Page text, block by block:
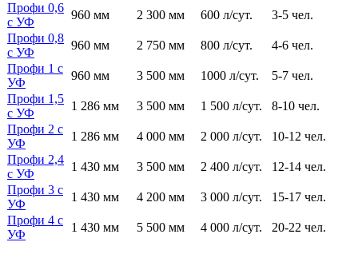
Профи 0,6
с УФ
960 мм 2 300 мм 600 л/сут.
3-5 чел.
Профи 0,8
с УФ
960 мм 2 750 мм 800 л/сут.
4-6 чел.
Профи 1 с
УФ
960 мм 3 500 мм 1000 л/сут.
5-7 чел.
Профи 1,5
с УФ
1 286 мм 3 500 мм 1 500 л/сут.
8-10 чел.
Профи 2 с
УФ
1 286 мм 4 000 мм 2 000 л/сут.
10-12 чел.
Профи 2,4
с УФ
1 430 мм 3 500 мм 2 400 л/сут.
12-14 чел.
Профи 3 с
УФ
1 430 мм 4 200 мм 3 000 л/сут.
15-17 чел.
Профи 4 с
УФ
1 430 мм 5 500 мм 4 000 л/сут. 20-22 чел.